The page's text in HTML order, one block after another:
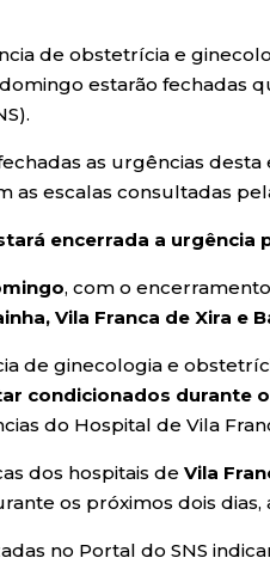
de obstetrícia e
estarão fechadas
as urgências desta
as escalas consultadas
encerrada a urgência
, com o
Vila Franca de Xira e
de ginecologia e
condicionados durante
do Hospital de Vila
dos hospitais deVila
os próximos dois
no Portal do SNS